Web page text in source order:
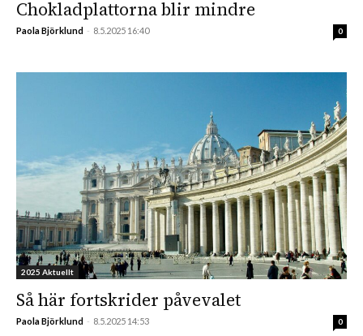
Chokladplattorna blir mindre
Paola Björklund - 8.5.2025 16:40 0
2025 Aktuellt
Så här fortskrider påvevalet
Paola Björklund - 8.5.2025 14:53 0